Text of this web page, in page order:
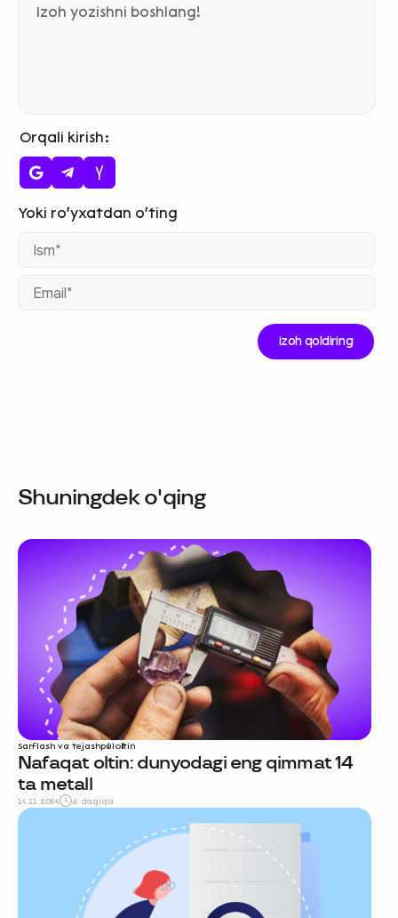
Orqali kirish
Shuningdek o'qing
Sarflash va tejashpuloltin
Nafaqat oltin: dunyodagi eng qimmat 14
ta metall
14.11.2024 6 daqiqa